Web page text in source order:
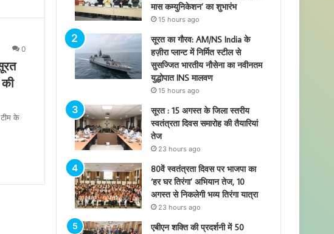
0
के
मास कम्युनिकेशन’ का शुभारंभ
15 hours ago
सूरत का गौरव: AM/NS India के
हज़ीरा प्लान्ट में निर्मित स्टील से
सुसज्जित भारतीय नौसेना का नवीनतम
युद्धोपात INS मालवण
15 hours ago
सूरत : 15 अगस्त के जिला स्तरीय
स्वतंत्रता दिवस समारोह की तैयारियां
तेज
23 hours ago
80वें स्वतंत्रता दिवस पर भाजपा का
‘हर घर तिरंगा’ अभियान तेज, 10
अगस्त से निकलेगी भव्य तिरंगा यात्रा
23 hours ago
एबीएन शक्ति की प्रदर्शनी में 50